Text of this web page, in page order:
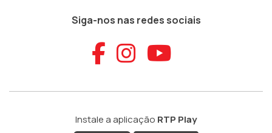
Siga-nos nas redes sociais
Aceder ao
Aceder ao
Aceder
Instale a aplicação RTP Play